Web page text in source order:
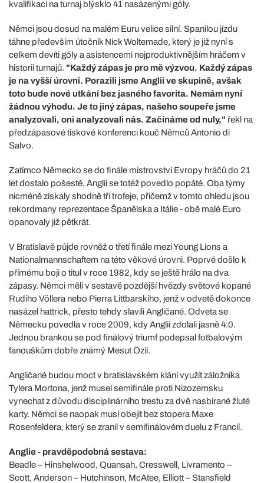
kvalifikaci na turnaj blýsklo 41 nasázenými góly.
Němci jsou dosud na malém Euru velice silní. Spanilou jízdu
táhne především útočník Nick Woltemade, který je již nyní s
celkem devíti góly a asistencemi nejproduktivnějším hráčem v
historii turnajů. "Každý zápas je pro mě výzvou. Každý zápas
je na vyšší úrovni. Porazili jsme Anglii ve skupině, avšak
toto bude nové utkání bez jasného favorita. Nemám nyní
žádnou výhodu. Je to jiný zápas, našeho soupeře jsme
analyzovali, oni analyzovali nás. Začínáme od nuly," řekl na
předzápasové tiskové konferenci kouč Němců Antonio di
Salvo.
Zatímco Německo se do finále mistrovství Evropy hráčů do 21
let dostalo pošesté, Anglii se totéž povedlo popáté. Oba týmy
nicméně získaly shodně tři trofeje, přičemž v tomto ohledu jsou
rekordmany reprezentace Španělska a Itálie - obě malé Euro
opanovaly již pětkrát.
V Bratislavě půjde rovněž o třetí finále mezi Young Lions a
Nationalmannschaftem na této věkové úrovni. Poprvé došlo k
přímému boji o titul v roce 1982, kdy se ještě hrálo na dva
zápasy. Němci měli v sestavě pozdější hvězdy světové kopané
Rudiho Völlera nebo Pierra Littbarskiho, jenž v odvetě dokonce
nasázel hattrick, přesto tehdy slavili Angličané. Odveta se
Německu povedla v roce 2009, kdy Anglii zdolali jasně 4:0.
Jednou brankou se pod finálový triumf podepsal fotbalovým
fanouškům dobře známý Mesut Özil.
Angličané budou moct v bratislavském klání využít záložníka
Tylera Mortona, jenž musel semifinále proti Nizozemsku
vynechat z důvodu disciplinárního trestu za dvě nasbírané žluté
karty. Němci se naopak musí obejít bez stopera Maxe
Rosenfeldera, který se zranil v semifinálovém duelu z Francií.
Anglie - pravděpodobná sestava:
Beadle – Hinshelwood, Quansah, Cresswell, Livramento –
Scott, Anderson – Hutchinson, McAtee, Elliott – Stansfield